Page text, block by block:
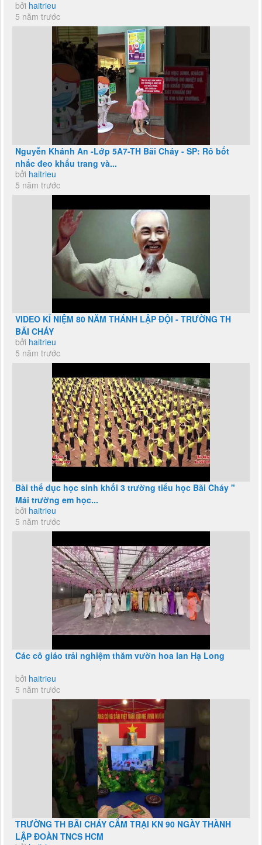
bởi haitrieu
5 năm trước
Nguyễn Khánh An -Lớp 5A7-TH Bãi Cháy - SP: Rô bốt
nhắc đeo khẩu trang và...
bởi haitrieu
5 năm trước
VIDEO KỈ NIỆM 80 NĂM THÁNH LẬP ĐỘI - TRƯỜNG TH
BÃI CHÁY
bởi haitrieu
5 năm trước
Bài thể dục học sinh khối 3 trường tiểu học Bãi Cháy "
Mái trường em học...
bởi haitrieu
5 năm trước
Các cô giáo trải nghiệm thăm vườn hoa lan Hạ Long
bởi haitrieu
5 năm trước
TRƯỜNG TH BÃI CHÁY CẮM TRẠI KN 90 NGÀY THÀNH
LẬP ĐOÀN TNCS HCM